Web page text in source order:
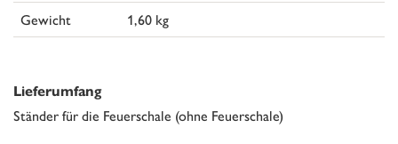
Gewicht
1,60 kg
Lieferumfang
Ständer für die Feuerschale (ohne Feuerschale)